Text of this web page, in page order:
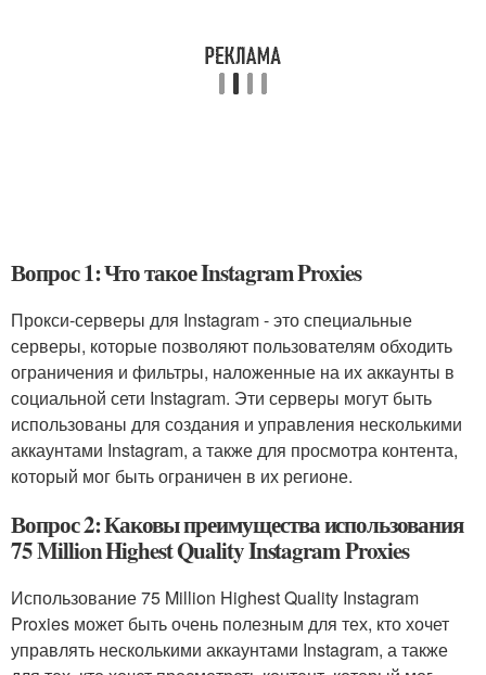
Вопрос 1: Что такое Instagram Proxies
Прокси-серверы для Instagram - это специальные
серверы, которые позволяют пользователям обходить
ограничения и фильтры, наложенные на их аккаунты в
социальной сети Instagram. Эти серверы могут быть
использованы для создания и управления несколькими
аккаунтами Instagram, а также для просмотра контента,
который мог быть ограничен в их регионе.
Вопрос 2: Каковы преимущества использования
75 Million Highest Quality Instagram Proxies
Использование 75 Million Highest Quality Instagram
Proxies может быть очень полезным для тех, кто хочет
управлять несколькими аккаунтами Instagram, а также